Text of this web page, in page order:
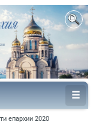
епархии 2020